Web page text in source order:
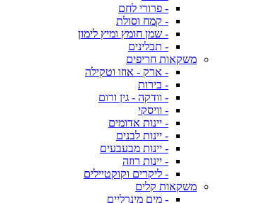
- פרורי לחם
- קמח וסולת
- שמן חומץ ומיץ לימון
- תבלינים
משקאות חריפים
- ארק - אוזו וטקילה
- בירות
- וודקה - גין ורום
- וויסקי
- יינות אדומים
- יינות לבנים
- יינות מבעבעים
- יינות רוזה
- ליקרים וקוקטיילים
משקאות קלים
- מים מינרליים